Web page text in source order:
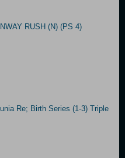
RUSH (N) (PS 4)
Re; Birth Series (1-3) Triple